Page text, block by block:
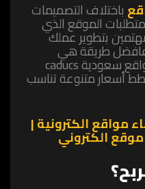
باختلاف التصميمات
الموقع الذي
بتطوير عملك
فافضل طريقة هي
سعوديةcaducs
أسعار متنوعة تناسب
مواقع الكترونية |
الكتروني